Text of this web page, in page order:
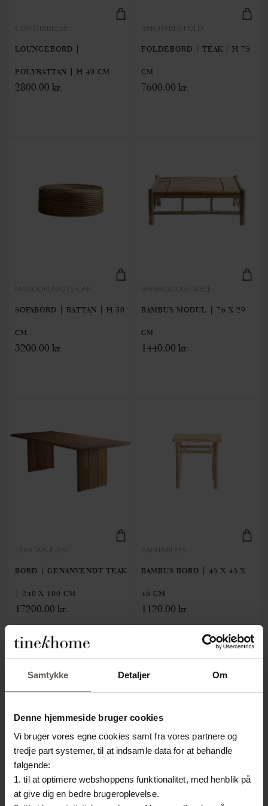
Samtykke Detaljer Om
Denne hjemmeside bruger cookies
Vi bruger vores egne cookies samt fra vores partnere og
tredje part systemer, til at indsamle data for at behandle
følgende:
1. til at optimere webshoppens funktionalitet, med henblik på
at give dig en bedre brugeroplevelse.
COMOTABLE55
LOUNGEBORD |
POLYRATTAN | H 40 CM
2800.00 kr.
BARUTABLE-FOLD
FOLDEBORD | TEAK | H 75
CM
7600.00 kr.
MANODRUMO75-CAR
SOFABORD | RATTAN | H 30
CM
3200.00 kr.
BAMMODULE-TABLE
BAMBUS MODUL | 76 X 29
CM
1440.00 kr.
TEAKTABLE-240
BORD | GENANVENDT TEAK
| 240 X 100 CM
17200.00 kr.
BAMTABLE45
BAMBUS BORD | 45 X 45 X
45 CM
1120.00 kr.